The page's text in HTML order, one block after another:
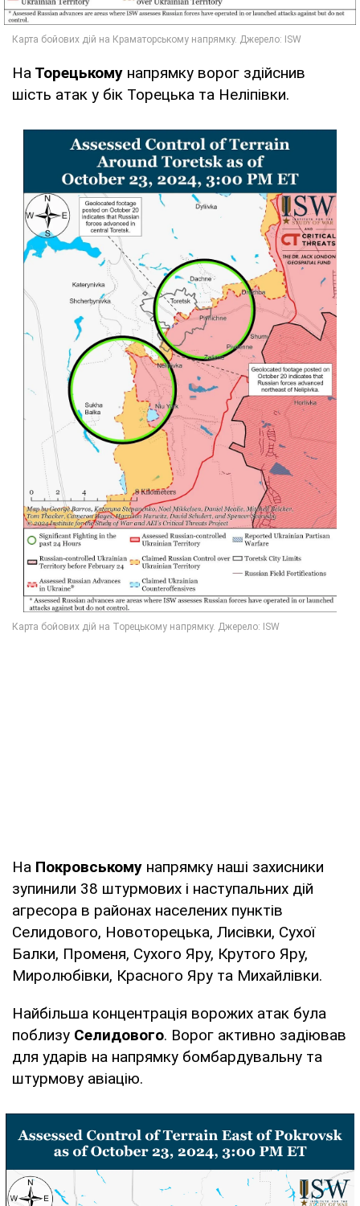
На Торецькому напрямку ворог здійснив
шість атак у бік Торецька та Неліпівки.
На Покровському напрямку наші захисники
зупинили 38 штурмових і наступальних дій
агресора в районах населених пунктів
Селидового, Новоторецька, Лисівки, Сухої
Балки, Променя, Сухого Яру, Крутого Яру,
Миролюбівки, Красного Яру та Михайлівки.
Найбільша концентрація ворожих атак була
поблизу Селидового. Ворог активно задіював
для ударів на напрямку бомбардувальну та
штурмову авіацію.